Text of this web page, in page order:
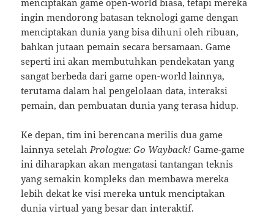
ingin mendorong batasan teknologi game dengan
menciptakan dunia yang bisa dihuni oleh ribuan,
bahkan jutaan pemain secara bersamaan. Game
seperti ini akan membutuhkan pendekatan yang
sangat berbeda dari game open-world lainnya,
terutama dalam hal pengelolaan data, interaksi
pemain, dan pembuatan dunia yang terasa hidup.
Ke depan, tim ini berencana merilis dua game
lainnya setelah Prologue: Go Wayback! Game-game
ini diharapkan akan mengatasi tantangan teknis
yang semakin kompleks dan membawa mereka
lebih dekat ke visi mereka untuk menciptakan
dunia virtual yang besar dan interaktif.